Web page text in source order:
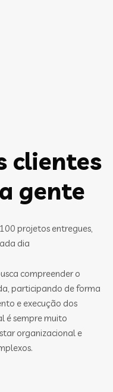
clientes
gente
projetos entregues,
dia
compreender o
participando de forma
e execução dos
é sempre muito
organizacional e